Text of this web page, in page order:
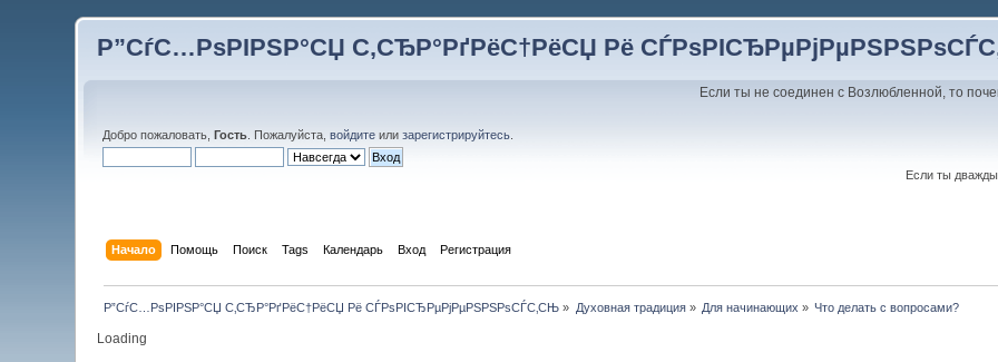
Р”СѓС…РѕРІРЅР°СЏ С‚СЂР°РґРёС†РёСЏ Рё
Если ты не соединен с Возлюбленной, то
Добро пожаловать,Гость . Пожалуйста,войдите илизарегистрируйтесь
Если ты
Начало Помощь Поиск Tags Календарь Вход Регистрация
Р”СѓС…РѕРІРЅР°СЏ С‚СЂР°РґРёС†РёСЏ Рё СЃРѕРІСЂРµРјРµРЅРЅРѕСЃС‚СЊ » Духовная традиция» Для начинающих » Что делать с вопросами?
Loading